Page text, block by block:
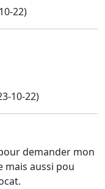
22)
10-22)
demander mon
aussi pou